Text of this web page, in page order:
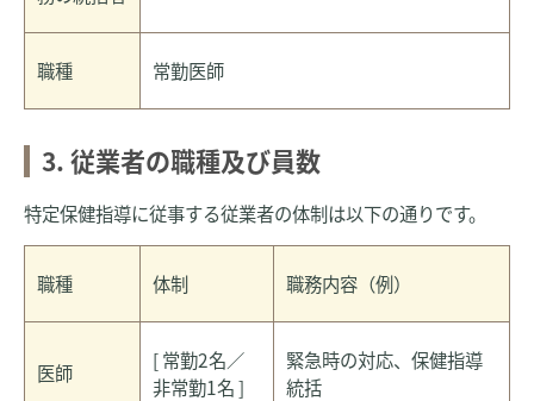
職種 常勤医師
3. 従業者の職種及び員数
特定保健指導に従事する従業者の体制は以下の通りです。
職種 体制 職務内容（例）
医師
[ 常勤2名／
非常勤1名 ]
緊急時の対応、保健指導
統括